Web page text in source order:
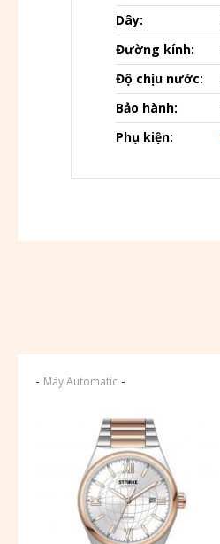
Dây:
Đường kính:
Độ chịu nước:
Bảo hành:
Phụ kiện:
- Máy Automatic -